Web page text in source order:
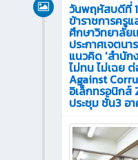
วันพฤหัสบดีที่
ข้าราชการครู
ศึกษาวิทยาลัย
ประกาศเจตน
แนวคิด 'สำนัก
ไม่ทน ไม่เฉย
Against
อิเล็กทรอนิก
ประชุม ชั้น3 อ